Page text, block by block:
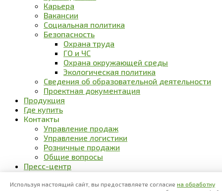
Карьера
Вакансии
Социальная политика
Безопасность
Охрана труда
ГО и ЧС
Охрана окружающей среды
Экологическая политика
Сведения об образовательной деятельности
Проектная документация
Продукция
Где купить
Контакты
Управление продаж
Управление логистики
Розничные продажи
Общие вопросы
Пресс-центр
Новости
Блог
Используя настоящий сайт, вы предоставляете согласие на обработку